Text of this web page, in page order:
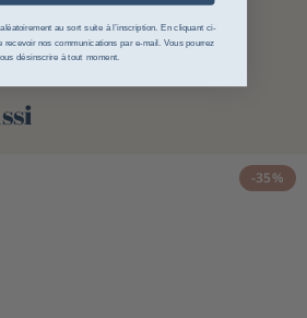
🌻
-35%
au sort suite à l’inscription. En cliquant ci-
recevoir nos communications par e-mail. Vous pourrez
désinscrire à tout moment.